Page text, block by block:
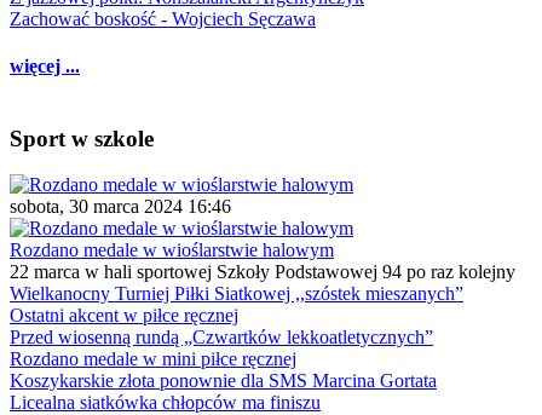
Zachować boskość - Wojciech Sęczawa
więcej ...
Sport w szkole
sobota, 30 marca 2024 16:46
Rozdano medale w wioślarstwie halowym
22 marca w hali sportowej Szkoły Podstawowej 94 po raz kolejny
Wielkanocny Turniej Piłki Siatkowej ,,szóstek mieszanych”
Ostatni akcent w piłce ręcznej
Przed wiosenną rundą „Czwartków lekkoatletycznych”
Rozdano medale w mini piłce ręcznej
Koszykarskie złota ponownie dla SMS Marcina Gortata
Licealna siatkówka chłopców ma finiszu